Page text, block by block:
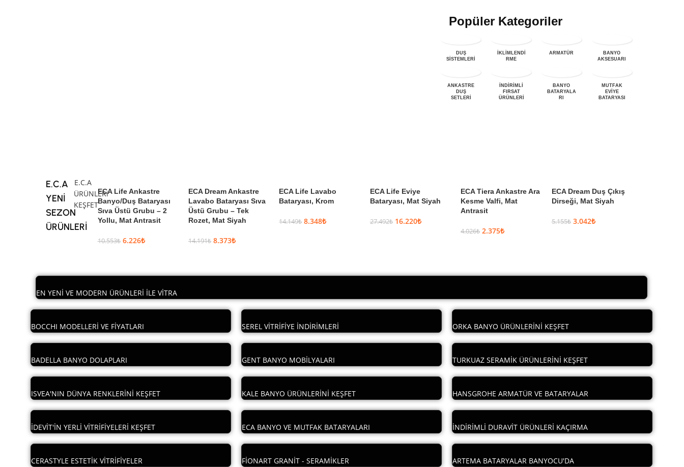
Popüler Kategoriler
DUŞ
SİSTEMLERİ
İKLİMLENDİ
RME
ARMATÜR
BANYO
AKSESUARI
ANKASTRE
DUŞ
SETLERI
İNDİRİMLİ
FIRSAT
ÜRÜNLERİ
BANYO
BATARYALA
RI
MUTFAK
EVIYE
BATARYASI
E.C.A
YENİ
SEZON
ÜRÜNLERİ
E.C.A
ÜRÜNLERi
KEŞFET
ECA Life Ankastre
Banyo/Duş Bataryası
Sıva Üstü Grubu – 2
Yollu, Mat Antrasit
10.553₺ 6.226₺
ECA Dream Ankastre
Lavabo Bataryası Sıva
Üstü Grubu – Tek
Rozet, Mat Siyah
14.191₺ 8.373₺
ECA Life Lavabo
Bataryası, Krom
14.149₺ 8.348₺
ECA Life Eviye
Bataryası, Mat Siyah
27.492₺ 16.220₺
ECA Tiera Ankastre Ara
Kesme Valfi, Mat
Antrasit
4.026₺ 2.375₺
ECA Dream Duş Çıkış
Dirseği, Mat Siyah
5.155₺ 3.042₺
EN YENİ VE MODERN ÜRÜNLERİ İLE VİTRA
BOCCHI MODELLERİ VE FİYATLARI
BADELLA BANYO DOLAPLARI
ISVEA'NIN DÜNYA RENKLERİNİ KEŞFET
İDEVİT'İN YERLİ VİTRİFİYELERİ KEŞFET
CERASTYLE ESTETİK VİTRİFİYELER
SEREL VİTRİFİYE İNDİRİMLERİ
GENT BANYO MOBİLYALARI
KALE BANYO ÜRÜNLERİNİ KEŞFET
ECA BANYO VE MUTFAK BATARYALARI
FİONART GRANİT - SERAMİKLER
ORKA BANYO ÜRÜNLERİNİ KEŞFET
TURKUAZ SERAMİK ÜRÜNLERİNİ KEŞFET
HANSGROHE ARMATÜR VE BATARYALAR
İNDİRİMLİ DURAVİT ÜRÜNLERİ KAÇIRMA
ARTEMA BATARYALAR BANYOCU'DA